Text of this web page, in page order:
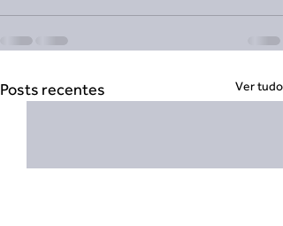
Posts recentes Ver tudo